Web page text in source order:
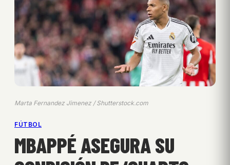
Marta Fernandez Jimenez / Shutterstock.com
FÚTBOL
MBAPPÉ ASEGURA SU